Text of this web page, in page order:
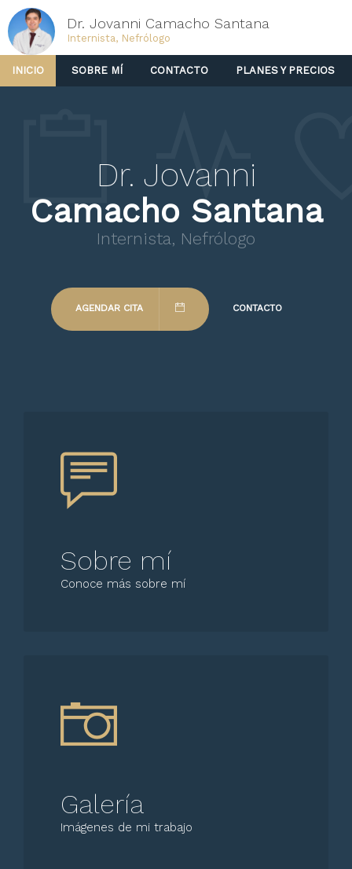
Dr. Jovanni Camacho Santana
Internista, Nefrólogo
INICIO SOBRE MÍ CONTACTO PLANES Y PRECIOS
Dr. Jovanni
Camacho Santana
Internista, Nefrólogo
AGENDAR CITA CONTACTO
Sobre mí
Conoce más sobre mí
Galería
Imágenes de mi trabajo